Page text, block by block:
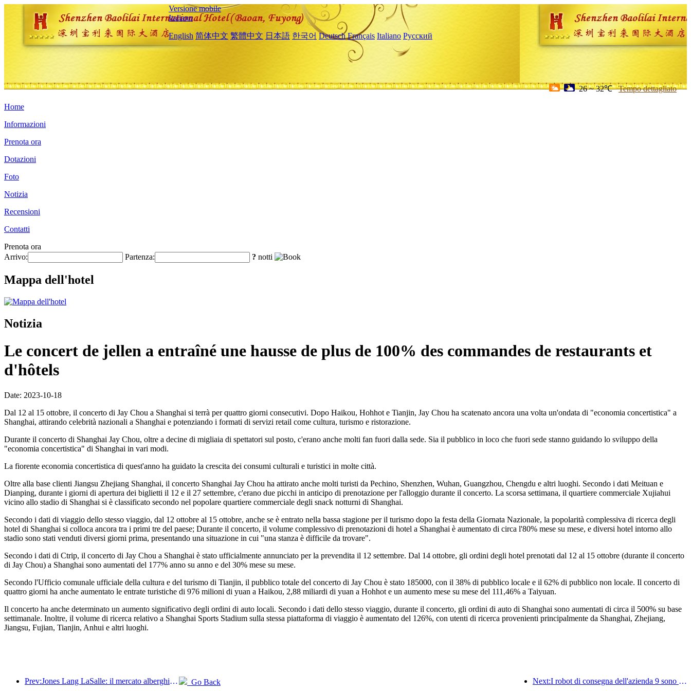
Versione mobile
Italiano
English 简体中文 繁體中文 日本語 한국어 Deutsch Français Italiano Русский
26 ~ 32℃ Tempo dettagliato
Home
Informazioni
Prenota ora
Dotazioni
Foto
Notizia
Recensioni
Contatti
Prenota ora
Arrivo:
Partenza: ? notti
Mappa dell'hotel
Notizia
Le concert de jellen a entraîné une hausse de plus de 100% des commandes de restaurants et
d'hôtels
Date: 2023-10-18
Dal 12 al 15 ottobre, il concerto di Jay Chou a Shanghai si terrà per quattro giorni consecutivi. Dopo Haikou, Hohhot e Tianjin, Jay Chou ha scatenato ancora una volta un'ondata di "economia concertistica" a
Shanghai, attirando celebrità nazionali a Shanghai e potenziando i formati di servizi retail come cultura, turismo e ristorazione.
Durante il concerto di Shanghai Jay Chou, oltre a decine di migliaia di spettatori sul posto, c'erano anche molti fan fuori dalla sede. Sia il pubblico in loco che fuori sede stanno guidando lo sviluppo della
"economia concertistica" di Shanghai in vari modi.
La fiorente economia concertistica di quest'anno ha guidato la crescita dei consumi culturali e turistici in molte città.
Oltre alla base clienti Jiangsu Zhejiang Shanghai, il concerto Shanghai Jay Chou ha attirato anche molti turisti da Pechino, Shenzhen, Wuhan, Guangzhou, Chengdu e altri luoghi. Secondo i dati Meituan e
Dianping, durante i giorni di apertura dei biglietti il 12 e il 27 settembre, c'erano due picchi in anticipo di prenotazione per l'alloggio durante il concerto. La scorsa settimana, il quartiere commerciale Xujiahui
vicino allo stadio di Shanghai si è classificato secondo nel popolare quartiere commerciale degli snack notturni di Shanghai.
Secondo i dati di viaggio dello stesso viaggio, dal 12 ottobre al 15 ottobre, anche se è entrato nella bassa stagione per il turismo dopo la festa della Giornata Nazionale, la popolarità complessiva di ricerca degli
hotel di Shanghai si colloca ancora tra i primi tre del paese; Durante il concerto, il volume complessivo di prenotazioni di hotel a Shanghai è aumentato di circa l'80% mese su mese, e diversi hotel intorno allo
stadio sono stati venduti diversi giorni prima, presentando una situazione in cui "una stanza è difficile da trovare".
Secondo i dati di Ctrip, il concerto di Jay Chou a Shanghai è stato ufficialmente annunciato per la prevendita il 12 settembre. Dal 14 ottobre, gli ordini degli hotel prenotati dal 12 al 15 ottobre (durante il concerto
di Jay Chou) a Shanghai sono aumentati del 177% anno su anno e del 30% mese su mese.
Secondo l'Ufficio comunale ufficiale della cultura e del turismo di Tianjin, il pubblico totale del concerto di Jay Chou è stato 185000, con il 38% di pubblico locale e il 62% di pubblico non locale. Il concerto di
quattro giorni ha anche aumentato le entrate turistiche di 976 milioni di yuan a Haikou, 2,88 miliardi di yuan a Hohhot e un aumento mese su mese del 111,46% a Taiyuan.
Il concerto ha anche determinato un aumento significativo degli ordini di auto locali. Secondo i dati dello stesso viaggio, durante il concerto, gli ordini di auto di Shanghai sono aumentati di circa il 500% su base
settimanale. Inoltre, il volume di ricerca relativo a Shanghai Sports Stadium sulla stessa piattaforma di viaggio è aumentato del 126%, con utenti di ricerca provenienti principalmente da Shanghai, Zhejiang,
Jiangsu, Fujian, Tianjin, Anhui e altri luoghi.
Prev:Jones Lang LaSalle: il mercato alberghiero di fascia alta di Shanghai è completamente recuperato Next:I robot di consegna dell'azienda 9 sono adattati a più scenari, consentendo servizi intelligenti in settori come gli hotel
Go Back